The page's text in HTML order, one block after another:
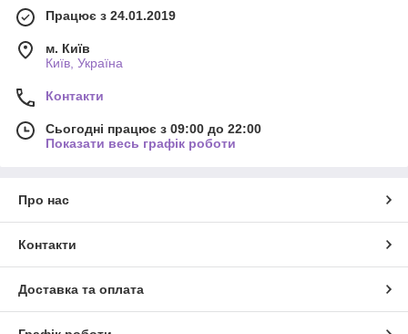
Працює з 24.01.2019
м. Київ
Київ, Україна
Контакти
Сьогодні працює з 09:00 до 22:00
Показати весь графік роботи
Про нас
Контакти
Доставка та оплата